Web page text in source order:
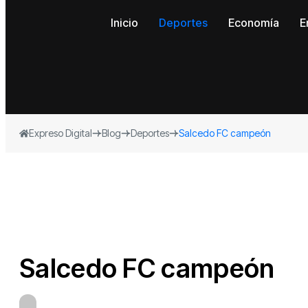
Inicio Deportes Economía
Expreso Digital Blog Deportes Salcedo FC campeón
Salcedo FC campeón